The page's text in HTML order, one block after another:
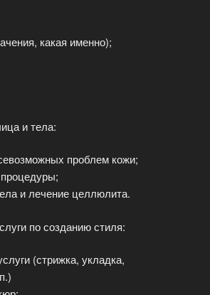
какая именно);
и тела:
проблем кожи;
и лечение целлюлита.
по созданию стиля:
(стрижка, укладка,